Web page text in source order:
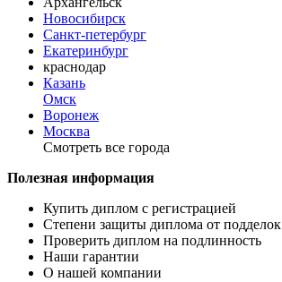
Новосибирск
Санкт-петербург
Екатеринбург
краснодар
Казань
Омск
Воронеж
Москва
Смотреть все города
Полезная информация
Купить диплом с регистрацией
Степени защиты диплома от подделок
Проверить диплом на подлинность
Наши гарантии
О нашей компании